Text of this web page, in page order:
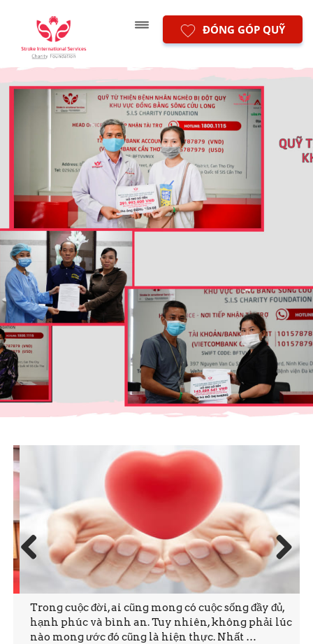
ĐÓNG GÓP QUỸ
Trong cuộc đời, ai cũng mong có cuộc sống đầy đủ,
hạnh phúc và bình an. Tuy nhiên, không phải lúc
nào mong ước đó cũng là hiện thực. Nhất …
Next